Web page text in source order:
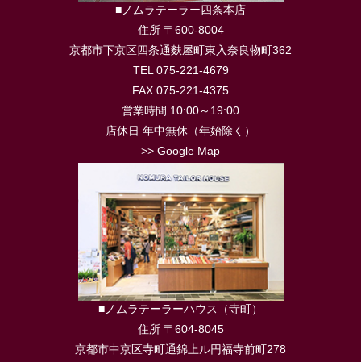
■ノムラテーラー四条本店
住所 〒600-8004
京都市下京区四条通麩屋町東入奈良物町362
TEL 075-221-4679
FAX 075-221-4375
営業時間 10:00～19:00
店休日 年中無休（年始除く）
>> Google Map
■ノムラテーラーハウス（寺町）
住所 〒604-8045
京都市中京区寺町通錦上ル円福寺前町278